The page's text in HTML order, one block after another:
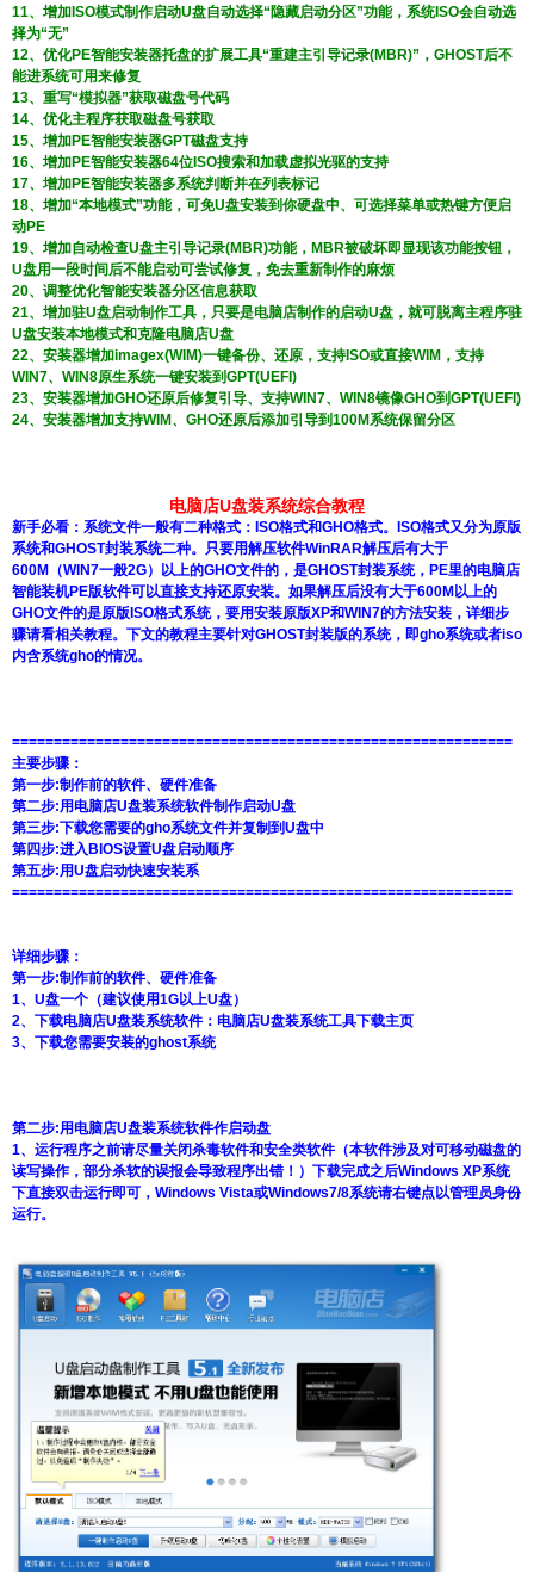
11、增加ISO模式制作启动U盘自动选择“隐藏启动分区”功能，系统ISO会自动选
择为“无”
12、优化PE智能安装器托盘的扩展工具“重建主引导记录(MBR)”，GHOST后不
能进系统可用来修复
13、重写“模拟器”获取磁盘号代码
14、优化主程序获取磁盘号获取
15、增加PE智能安装器GPT磁盘支持
16、增加PE智能安装器64位ISO搜索和加载虚拟光驱的支持
17、增加PE智能安装器多系统判断并在列表标记
18、增加“本地模式”功能，可免U盘安装到你硬盘中、可选择菜单或热键方便启
动PE
19、增加自动检查U盘主引导记录(MBR)功能，MBR被破坏即显现该功能按钮，
U盘用一段时间后不能启动可尝试修复，免去重新制作的麻烦
20、调整优化智能安装器分区信息获取
21、增加驻U盘启动制作工具，只要是电脑店制作的启动U盘，就可脱离主程序驻
U盘安装本地模式和克隆电脑店U盘
22、安装器增加imagex(WIM)一键备份、还原，支持ISO或直接WIM，支持
WIN7、WIN8原生系统一键安装到GPT(UEFI)
23、安装器增加GHO还原后修复引导、支持WIN7、WIN8镜像GHO到GPT(UEFI)
24、安装器增加支持WIM、GHO还原后添加引导到100M系统保留分区
电脑店U盘装系统综合教程
新手必看：系统文件一般有二种格式：ISO格式和GHO格式。ISO格式又分为原版
系统和GHOST封装系统二种。只要用解压软件WinRAR解压后有大于
600M（WIN7一般2G）以上的GHO文件的，是GHOST封装系统，PE里的电脑店
智能装机PE版软件可以直接支持还原安装。如果解压后没有大于600M以上的
GHO文件的是原版ISO格式系统，要用安装原版XP和WIN7的方法安装，详细步
骤请看相关教程。下文的教程主要针对GHOST封装版的系统，即gho系统或者iso
内含系统gho的情况。
============================================================
主要步骤：
第一步:制作前的软件、硬件准备
第二步:用电脑店U盘装系统软件制作启动U盘
第三步:下载您需要的gho系统文件并复制到U盘中
第四步:进入BIOS设置U盘启动顺序
第五步:用U盘启动快速安装系
============================================================
详细步骤：
第一步:制作前的软件、硬件准备
1、U盘一个（建议使用1G以上U盘）
2、下载电脑店U盘装系统软件： 电脑店U盘装系统工具下载主页
3、下载您需要安装的ghost系统
第二步:用电脑店U盘装系统软件作启动盘
1、运行程序之前请尽量关闭杀毒软件和安全类软件（本软件涉及对可移动磁盘的
读写操作，部分杀软的误报会导致程序出错！）下载完成之后Windows XP系统
下直接双击运行即可，Windows Vista或Windows7/8系统请右键点以管理员身份
运行。